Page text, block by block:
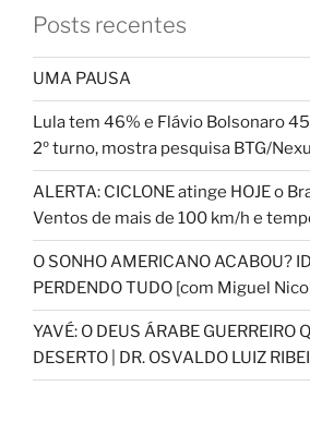
Posts recentes
UMA PAUSA
Lula tem 46% e Flávio Bolsonaro
2º turno, mostra pesquisa BTG/
ALERTA: CICLONE atinge HOJE o
Ventos de mais de 100 km/h e
O SONHO AMERICANO ACABOU?
PERDENDO TUDO [com Miguel
YAVÉ: O DEUS ÁRABE GUERREIRO
DESERTO | DR. OSVALDO LUIZ